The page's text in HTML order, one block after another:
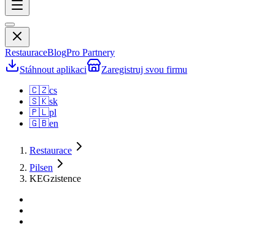
RestauraceBlogPro Partnery
Stáhnout aplikaci
Zaregistruj svou firmu
🇨🇿cs
🇸🇰sk
🇵🇱pl
🇬🇧en
Restaurace
Pilsen
KEGzistence